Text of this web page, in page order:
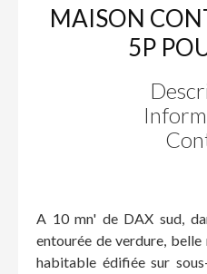
MAISON
5P
A 10 mn' de DAX sud,
entourée de verdure, belle
habitable édifiée sur